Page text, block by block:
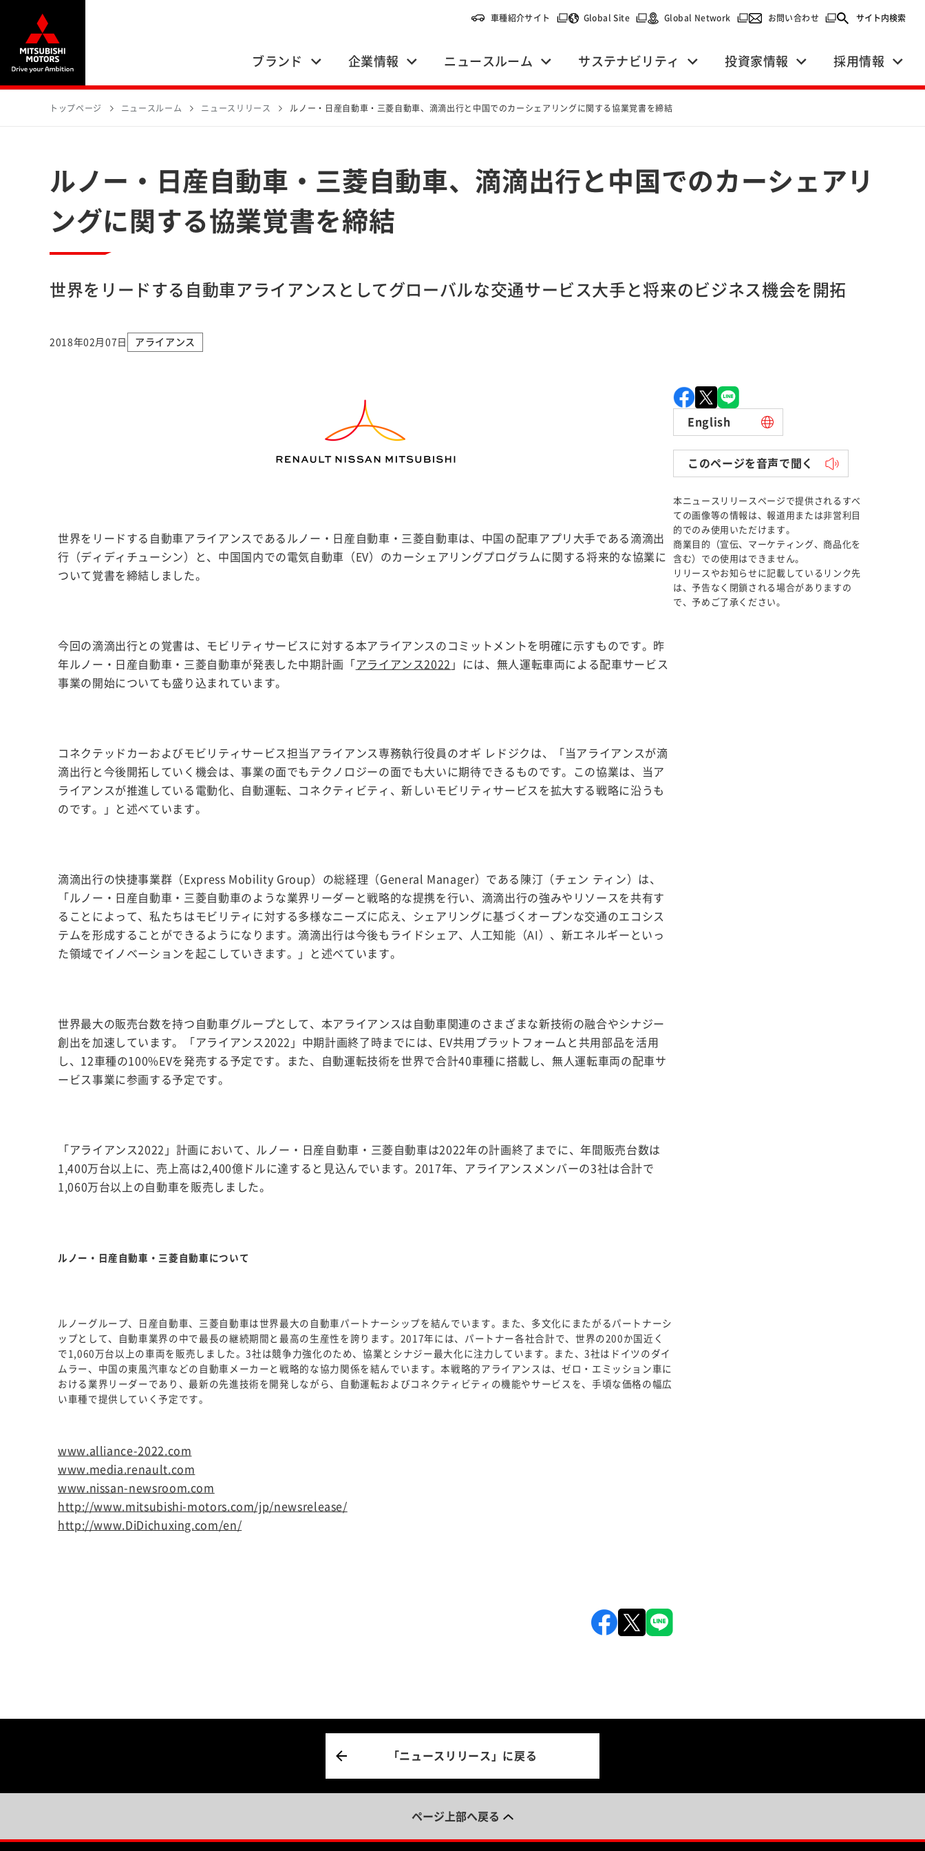
車種紹介サイト （別ウィンドウで開く）
Global Site（別ウィンドウで開く）
Global Network （別ウィンドウで開く）
お問い合わせ （別ウィンドウで開く）
サイト内検索
ブランド 企業情報 ニュースルーム サステナビリティ 投資家情報 採用情報
トップページ ニュースルーム ニュースリリース ルノー・日産自動車・三菱自動車、滴滴出行と中国でのカーシェアリングに関する協業覚書を締結
ルノー・日産自動車・三菱自動車、滴滴出行と中国でのカーシェアリ
ングに関する協業覚書を締結
世界をリードする自動車アライアンスとしてグローバルな交通サービス大手と将来のビジネス機会を開拓
2018年02月07日 アライアンス
English
このページを音声で聞く
本ニュースリリースページで提供されるすべ
ての画像等の情報は、報道用または非営利目
的でのみ使用いただけます。
商業目的（宣伝、マーケティング、商品化を
含む）での使用はできません。
リリースやお知らせに記載しているリンク先
は、予告なく閉鎖される場合がありますの
で、予めご了承ください。
世界をリードする自動車アライアンスであるルノー・日産自動車・三菱自動車は、中国の配車アプリ大手である滴滴出
行（ディディチューシン）と、中国国内での電気自動車（EV）のカーシェアリングプログラムに関する将来的な協業に
ついて覚書を締結しました。
今回の滴滴出行との覚書は、モビリティサービスに対する本アライアンスのコミットメントを明確に示すものです。昨
年ルノー・日産自動車・三菱自動車が発表した中期計画「 アライアンス2022 」には、無人運転車両による配車サービス
事業の開始についても盛り込まれています。
コネクテッドカーおよびモビリティサービス担当アライアンス専務執行役員のオギ レドジクは、「当アライアンスが滴
滴出行と今後開拓していく機会は、事業の面でもテクノロジーの面でも大いに期待できるものです。この協業は、当ア
ライアンスが推進している電動化、自動運転、コネクティビティ、新しいモビリティサービスを拡大する戦略に沿うも
のです。」と述べています。
滴滴出行の快捷事業群（Express Mobility Group）の総経理（General Manager）である陳汀（チェン ティン）は、
「ルノー・日産自動車・三菱自動車のような業界リーダーと戦略的な提携を行い、滴滴出行の強みやリソースを共有す
ることによって、私たちはモビリティに対する多様なニーズに応え、シェアリングに基づくオープンな交通のエコシス
テムを形成することができるようになります。滴滴出行は今後もライドシェア、人工知能（AI）、新エネルギーといっ
た領域でイノベーションを起こしていきます。」と述べています。
世界最大の販売台数を持つ自動車グループとして、本アライアンスは自動車関連のさまざまな新技術の融合やシナジー
創出を加速しています。「アライアンス2022」中期計画終了時までには、EV共用プラットフォームと共用部品を活用
し、12車種の100%EVを発売する予定です。また、自動運転技術を世界で合計40車種に搭載し、無人運転車両の配車サ
ービス事業に参画する予定です。
「アライアンス2022」計画において、ルノー・日産自動車・三菱自動車は2022年の計画終了までに、年間販売台数は
1,400万台以上に、売上高は2,400億ドルに達すると見込んでいます。2017年、アライアンスメンバーの3社は合計で
1,060万台以上の自動車を販売しました。
ルノー・日産自動車・三菱自動車について
ルノーグループ、日産自動車、三菱自動車は世界最大の自動車パートナーシップを結んでいます。また、多文化にまたがるパートナーシ
ップとして、自動車業界の中で最長の継続期間と最高の生産性を誇ります。2017年には、パートナー各社合計で、世界の200か国近く
で1,060万台以上の車両を販売しました。3社は競争力強化のため、協業とシナジー最大化に注力しています。また、3社はドイツのダイ
ムラー、中国の東風汽車などの自動車メーカーと戦略的な協力関係を結んでいます。本戦略的アライアンスは、ゼロ・エミッション車に
おける業界リーダーであり、最新の先進技術を開発しながら、自動運転およびコネクティビティの機能やサービスを、手頃な価格の幅広
い車種で提供していく予定です。
www.alliance-2022.com
www.media.renault.com
www.nissan-newsroom.com
http://www.mitsubishi-motors.com/jp/newsrelease/
http://www.DiDichuxing.com/en/
「ニュースリリース」に戻る
ページ上部へ戻る